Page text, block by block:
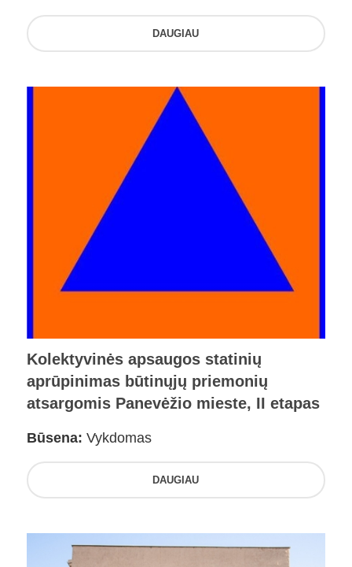
DAUGIAU
Kolektyvinės apsaugos statinių
aprūpinimas būtinųjų priemonių
atsargomis Panevėžio mieste, II etapas
Būsena: Vykdomas
DAUGIAU